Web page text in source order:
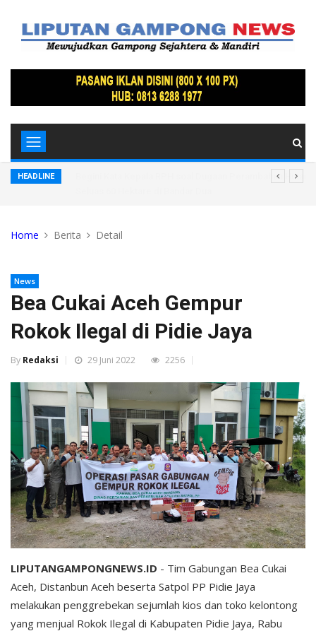
HEADLINE
Merah
Begini Kata Kepala RPH soal Dugaan Perambahan Hutan
Home Berita Detail
News
Bea Cukai Aceh Gempur
Rokok Ilegal di Pidie Jaya
By Redaksi 29 Juni 2022 2256
LIPUTANGAMPONGNEWS.ID - Tim Gabungan Bea Cukai
Aceh, Distanbun Aceh beserta Satpol PP Pidie Jaya
melakukan penggrebekan sejumlah kios dan toko kelontong
yang menjual Rokok Ilegal di Kabupaten Pidie Jaya, Rabu